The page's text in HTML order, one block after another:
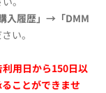
入履歴」→「DMM
い。
用日から150日以
ことができませ